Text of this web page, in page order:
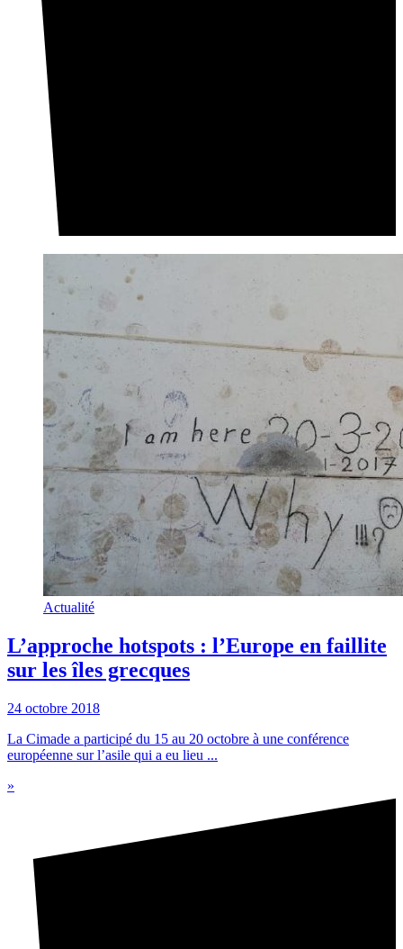
Actualité
L’approche hotspots : l’Europe en faillite
sur les îles grecques
24 octobre 2018
La Cimade a participé du 15 au 20 octobre à une conférence
européenne sur l’asile qui a eu lieu ...
»